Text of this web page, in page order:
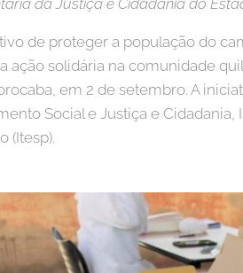
da Justiça e Cidadania do
de proteger a população do
ação solidária na comunidade
em 2 de setembro. A
Social e Justiça e
(Itesp).